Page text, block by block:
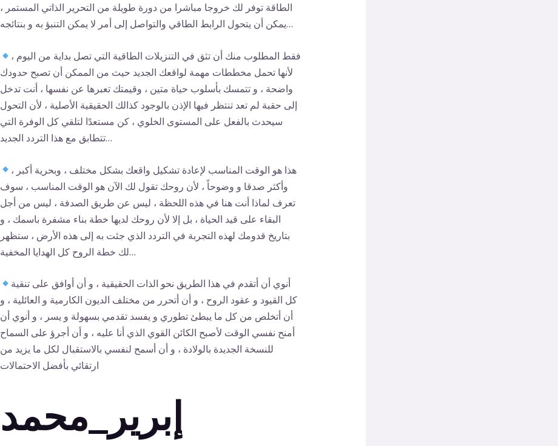
الطاقة توفر لك خروجا مباشرا من دورة طويلة من التحرير الذاتي المستمر ،
يمكن أن يتحول الرابط الطاقي والتواصل إلى أمر لا يمكن التنبؤ به و بنتائجه…
فقط المطلوب منك أن تثق في التنزيلات الطاقية التي تصل بداية من اليوم ،
لأنها تحمل مخططات مهمة لواقعك الجديد حيث من الممكن أن تصبح حدودك
واضحة ، و تتمسك بأسلوب حياة متين ، وقيمتك تعبرها عن نفسها ، أنت تدخل
إلى حقبة لم تعد تنتظر فيها الإذن بالوجود كذالك الحقيقية الأصلية ، لأن التحول
سيحدث بالفعل على المستوى الخلوي ، كن مستعدًا لتلقي كل الوفرة التي
تتطابق مع هذا التردد الجديد…
هذا هو الوقت المناسب لإعادة تشكيل واقعك بشكل مختلف ، وبحرية أكبر ،
وأكثر صدقا و وضوحاً ، لأن روحك تقول لك الآن هو الوقت المناسب ، سوف
تعرف لماذا أنت هنا في هذه اللحظة ، ليس عن طريق الصدفة ، ليس من أجل
البقاء على قيد الحياة ، بل إلا لأن روحك لديها خطة بناء مشفرة باسمك ، و
بتاريخ قدومك لهذه التجربة في التردد الذي جئت به إلى هذه الأرض ، ستظهر
لك خطة الروح كل الهدايا المخفية…
أنوي أن أتقدم في هذا الطريق نحو الذات الحقيقية ، و أن أوافق على تنقية
كل القيود و عقود الروح ، و أن أتحرر من مختلف الديون الكارمية و العائلية ، و
أن أتخلص من كل ما يبطئ تطوري و يفسد تقدمي بسهولة و يسر ، و أنوي أن
أمنح نفسي الوقت لأصبح الكائن القوي الذي أنا عليه ، و أن أجرؤ على السماح
للنسخة الجديدة بالولادة ، و أن أسمح لنفسي بالاستقبال لكل ما يزيد من
ارتقائي بأفضل الاحتمالات
إبرير_محمد